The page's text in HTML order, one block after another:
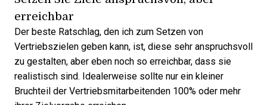
erreichbar
Der beste Ratschlag, den ich zum Setzen von
Vertriebszielen geben kann, ist, diese sehr anspruchsvoll
zu gestalten, aber eben noch so erreichbar, dass sie
realistisch sind. Idealerweise sollte nur ein kleiner
Bruchteil der Vertriebsmitarbeitenden 100% oder mehr